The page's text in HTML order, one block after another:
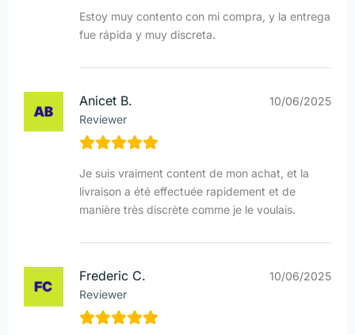
Estoy muy contento con mi compra, y la entrega
fue rápida y muy discreta.
Anicet B.
Reviewer
10/06/2025
Je suis vraiment content de mon achat, et la
livraison a été effectuée rapidement et de
manière très discrète comme je le voulais.
Frederic C.
Reviewer
10/06/2025